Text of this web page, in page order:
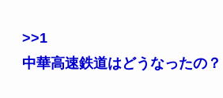
>>1
中華高速鉄道はどうなったの？